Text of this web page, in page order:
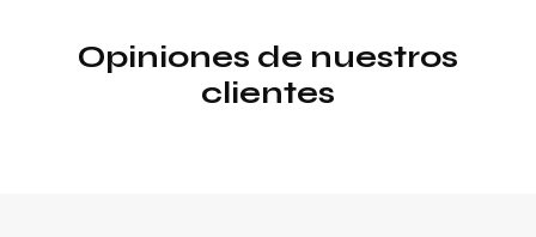
Opiniones de nuestros
clientes